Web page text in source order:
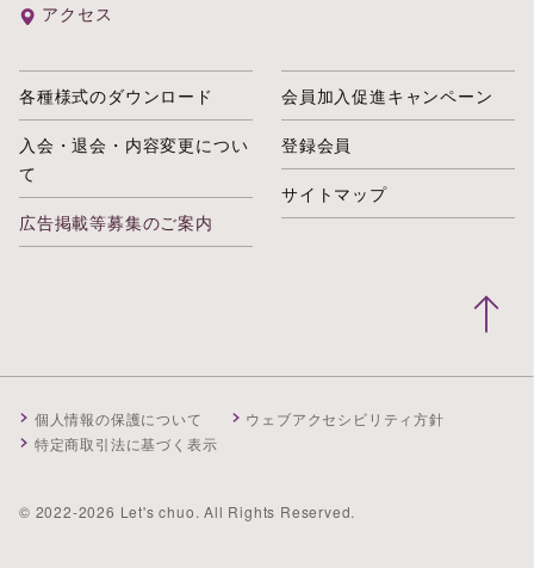
アクセス
各種様式のダウンロード
入会・退会・内容変更につい
て
広告掲載等募集のご案内
会員加入促進キャンペーン
登録会員
サイトマップ
個人情報の保護について
ウェブアクセシビリティ方針
特定商取引法に基づく表示
© 2022-2026 Let's chuo. All Rights Reserved.